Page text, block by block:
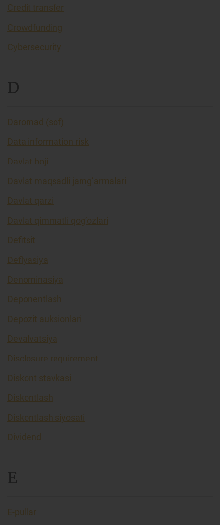
Credit transfer
Crowdfunding
Cybersecurity
D
Daromad (sof)
Data information risk
Davlat boji
Davlat maqsadli jamg’armalari
Davlat qarzi
Davlat qimmatli qog’ozlari
Defitsit
Deflyasiya
Denominasiya
Deponentlash
Depozit auksionlari
Devalvatsiya
Disclosure requirement
Diskont stavkasi
Diskontlash
Diskontlash siyosati
Dividend
E
E-pullar